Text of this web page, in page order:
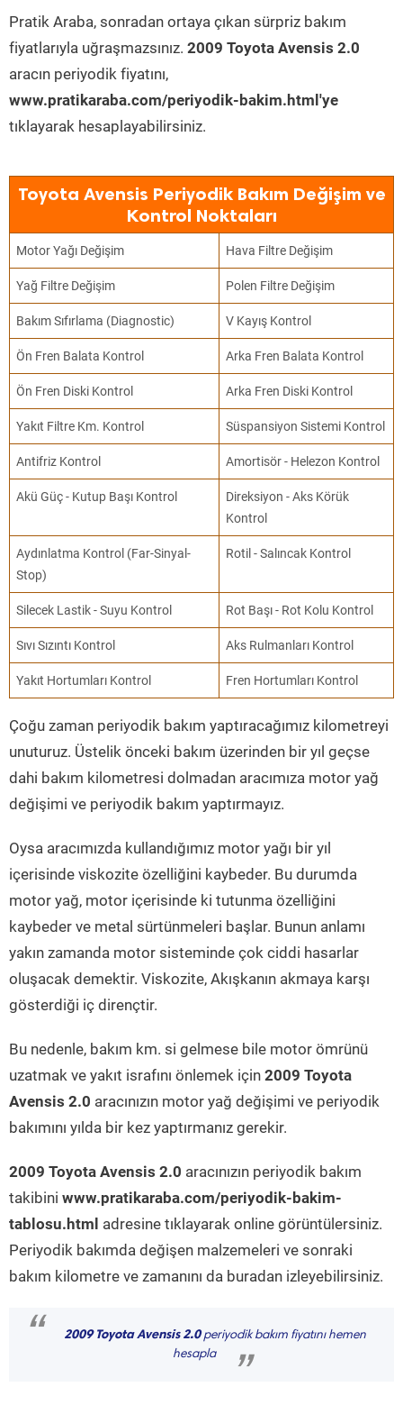
Pratik Araba, sonradan ortaya çıkan sürpriz bakım
fiyatlarıyla uğraşmazsınız. 2009 Toyota Avensis 2.0
aracın periyodik fiyatını,
www.pratikaraba.com/periyodik-bakim.html'ye
tıklayarak hesaplayabilirsiniz.
Toyota Avensis Periyodik Bakım Değişim ve
Kontrol Noktaları
Motor Yağı Değişim Hava Filtre Değişim
Yağ Filtre Değişim Polen Filtre Değişim
Bakım Sıfırlama (Diagnostic) V Kayış Kontrol
Ön Fren Balata Kontrol Arka Fren Balata Kontrol
Ön Fren Diski Kontrol Arka Fren Diski Kontrol
Yakıt Filtre Km. Kontrol Süspansiyon Sistemi Kontrol
Antifriz Kontrol Amortisör - Helezon Kontrol
Akü Güç - Kutup Başı Kontrol
Direksiyon - Aks Körük
Kontrol
Aydınlatma Kontrol (Far-Sinyal-
Stop)
Rotil - Salıncak Kontrol
Silecek Lastik - Suyu Kontrol Rot Başı - Rot Kolu Kontrol
Sıvı Sızıntı Kontrol Aks Rulmanları Kontrol
Yakıt Hortumları Kontrol Fren Hortumları Kontrol
Çoğu zaman periyodik bakım yaptıracağımız kilometreyi
unuturuz. Üstelik önceki bakım üzerinden bir yıl geçse
dahi bakım kilometresi dolmadan aracımıza motor yağ
değişimi ve periyodik bakım yaptırmayız.
Oysa aracımızda kullandığımız motor yağı bir yıl
içerisinde viskozite özelliğini kaybeder. Bu durumda
motor yağ, motor içerisinde ki tutunma özelliğini
kaybeder ve metal sürtünmeleri başlar. Bunun anlamı
yakın zamanda motor sisteminde çok ciddi hasarlar
oluşacak demektir. Viskozite, Akışkanın akmaya karşı
gösterdiği iç dirençtir.
Bu nedenle, bakım km. si gelmese bile motor ömrünü
uzatmak ve yakıt israfını önlemek için 2009 Toyota
Avensis 2.0 aracınızın motor yağ değişimi ve periyodik
bakımını yılda bir kez yaptırmanız gerekir.
2009 Toyota Avensis 2.0 aracınızın periyodik bakım
takibini www.pratikaraba.com/periyodik-bakim-
tablosu.html adresine tıklayarak online görüntülersiniz.
Periyodik bakımda değişen malzemeleri ve sonraki
bakım kilometre ve zamanını da buradan izleyebilirsiniz.
“ 2009 Toyota Avensis 2.0periyodik bakım fiyatını hemen
hesapla
”